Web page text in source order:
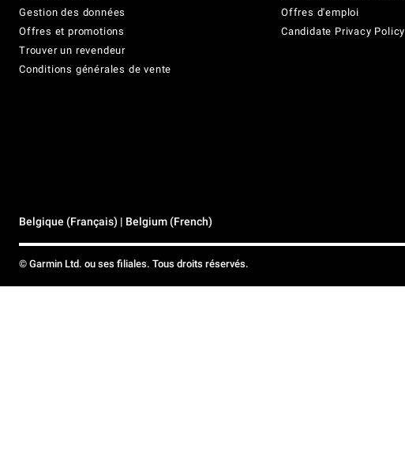
Gestion des données
Offres et promotions
Trouver un revendeur
Conditions générales de vente
Offres d'emploi
Candidate Privacy Policy
Belgique (Français) | Belgium (French)
© Garmin Ltd. ou ses filiales. Tous droits réservés.